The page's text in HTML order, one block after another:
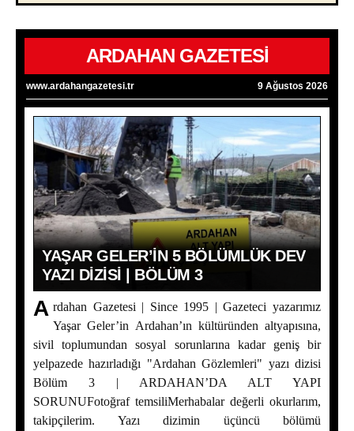
ARDAHAN GAZETESİ
www.ardahangazetesi.tr 9 Ağustos 2026
YAŞAR GELER’IN 5 BÖLÜMLÜK DEV
YAZI DIZISI | BÖLÜM 3
A rdahan Gazetesi | Since 1995 | Gazeteci yazarımız
Yaşar Geler’in Ardahan’ın kültüründen altyapısına,
sivil toplumundan sosyal sorunlarına kadar geniş bir
yelpazede hazırladığı "Ardahan Gözlemleri" yazı dizisi
Bölüm 3 | ARDAHAN’DA ALT YAPI
SORUNUFotoğraf temsiliMerhabalar değerli okurlarım,
takipçilerim. Yazı dizimin üçüncü bölümü
Yaşar Geler’in 5 Bölümlük Dev Yazı Dizisi | Bölüm 3